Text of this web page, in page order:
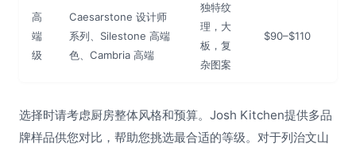
高
端
级
Caesarstone 设计师
系列、Silestone 高端
色、Cambria 高端
独特纹
理，大
板，复
杂图案
$90–$110
选择时请考虑厨房整体风格和预算。Josh Kitchen提供多品
牌样品供您对比，帮助您挑选最合适的等级。对于列治文山